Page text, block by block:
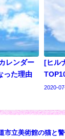
レンダー
った理由
[ヒル
2020-
市立美術館の猫と